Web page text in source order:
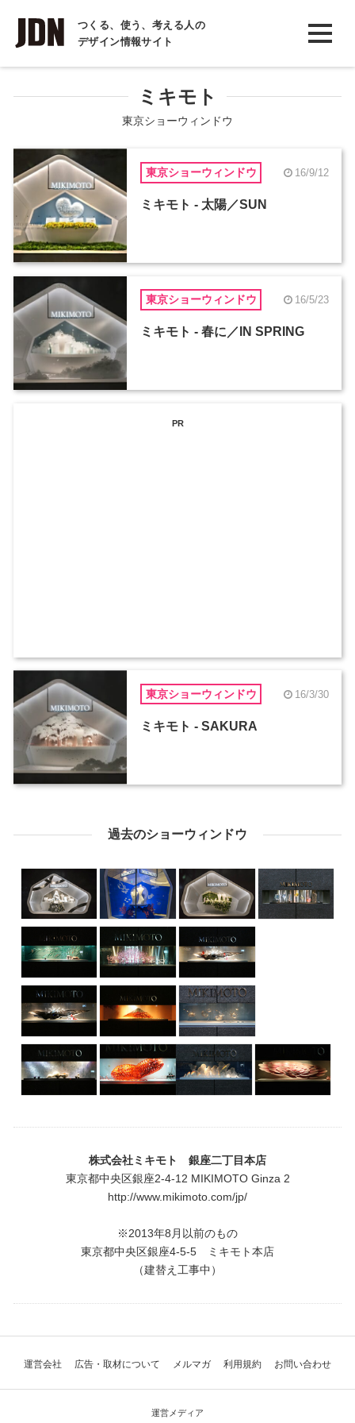
つくる、使う、考える人の
デザイン情報サイト
INTERVIEW
インタビュー
COLUMN
コラム
ミキモト
東京ショーウィンドウ
東京ショーウィンドウ 16/9/12
ミキモト - 太陽／SUN
東京ショーウィンドウ 16/5/23
ミキモト - 春に／IN SPRING
PR
東京ショーウィンドウ 16/3/30
ミキモト - SAKURA
過去のショーウィンドウ
株式会社ミキモト 銀座二丁目本店
東京都中央区銀座2-4-12 MIKIMOTO Ginza 2
http://www.mikimoto.com/jp/
※2013年8月以前のもの
東京都中央区銀座4-5-5 ミキモト本店
（建替え工事中）
運営会社 広告・取材について メルマガ 利用規約 お問い合わせ
運営メディア